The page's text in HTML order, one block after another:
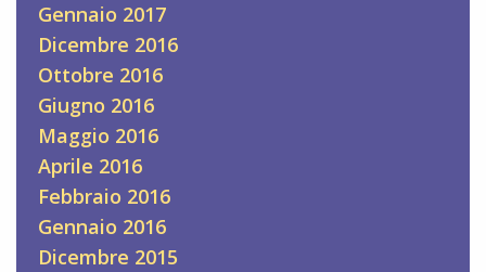
Gennaio 2017
Dicembre 2016
Ottobre 2016
Giugno 2016
Maggio 2016
Aprile 2016
Febbraio 2016
Gennaio 2016
Dicembre 2015